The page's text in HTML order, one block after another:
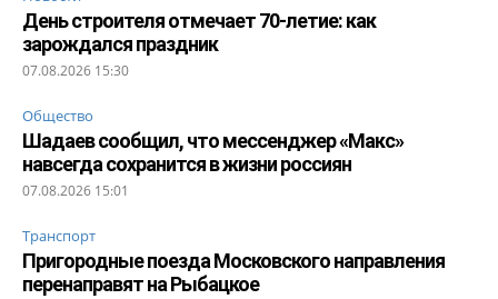
День строителя отмечает 70-летие: как
зарождался праздник
07.08.2026 15:30
Общество
Шадаев сообщил, что мессенджер «Макс»
навсегда сохранится в жизни россиян
07.08.2026 15:01
Транспорт
Пригородные поезда Московского направления
перенаправят на Рыбацкое